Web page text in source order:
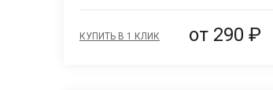
КУПИТЬ В 1 КЛИК от290 ₽